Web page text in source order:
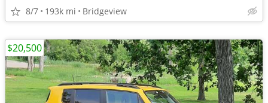
8/7 193k mi Bridgeview
$20,500